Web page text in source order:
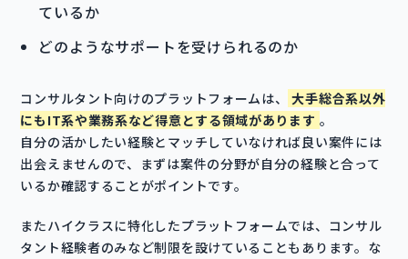
ているか
どのようなサポートを受けられるのか
コンサルタント向けのプラットフォームは、
大手総合系以外
にもIT系や業務系など得意とする領域があります 。
自分の活かしたい経験とマッチしていなければ良い案件には
出会えませんので、まずは案件の分野が自分の経験と合って
いるか確認することがポイントです。
またハイクラスに特化したプラットフォームでは、コンサル
タント経験者のみなど制限を設けていることもあります。な